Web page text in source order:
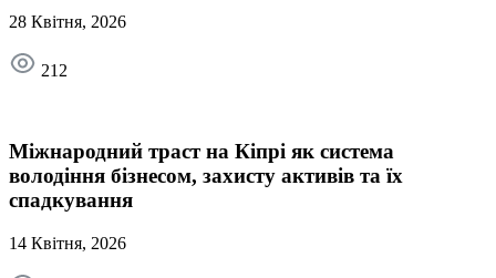
28 Квітня, 2026
212
Міжнародний траст на Кіпрі як система
володіння бізнесом, захисту активів та їх
спадкування
14 Квітня, 2026